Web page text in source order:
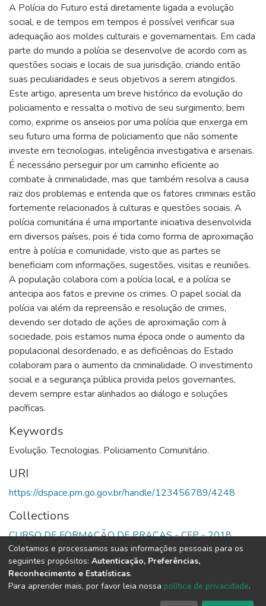
A Polícia do Futuro está diretamente ligada a evolução
social, e de tempos em tempos é possível verificar sua
adequação aos moldes culturais e governamentais. Em cada
parte do mundo a polícia se desenvolve de acordo com as
questões sociais e locais de sua jurisdição, criando então
suas peculiaridades e seus objetivos a serem atingidos.
Este artigo, apresenta um breve histórico da evolução do
policiamento e ressalta o motivo de seu surgimento, bem
como, exprime os anseios por uma polícia que enxerga em
seu futuro uma forma de policiamento que não somente
investe em tecnologias, inteligência investigativa e arsenais.
É necessário perseguir por um caminho eficiente ao
combate à criminalidade, mas que também resolva a causa
raiz dos problemas e entenda que os fatores criminais estão
fortemente relacionados à culturas e questões sociais. A
polícia comunitária é uma importante iniciativa desenvolvida
em diversos países, pois é tida como forma de aproximação
entre à polícia e comunidade, visto que as partes se
beneficiam com informações, sugestões, visitas e reuniões.
A população colabora com a polícia local, e a polícia se
antecipa aos fatos e previne os crimes. O papel social da
polícia vai além da repreensão e resolução de crimes,
devendo ser dotado de ações de aproximação com à
sociedade, pois estamos numa época onde o aumento da
populacional desordenado, e as deficiências do Estado
colaboram para o aumento da criminalidade. O investimento
social e a segurança pública provida pelos governantes,
devem sempre estar alinhados ao diálogo e soluções
pacíficas.
Keywords
Evolução. Tecnologias. Policiamento Comunitário.
URI
https://dspace.pm.go.gov.br/handle/123456789/4248
Collections
CURSO DE FORMAÇÃO DE PRAÇAS - CFP - 2018
Full item page
DSpace software copyright © 2002-2026 LYRASIS
Coletamos e processamos suas informações pessoais para os
seguintes propósitos: Autenticação, Preferências,
Reconhecimento e Estatísticas.
Para aprender mais, por favor leia nossa política de privacidade.